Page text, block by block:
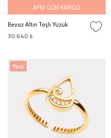
AYNI GÜN KARGO
Beyaz Altın Taşlı Yüzük
30.640 ₺
Yeni